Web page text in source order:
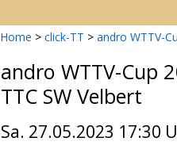
Home > click-TT > andro WTTV-
andro WTTV-Cup
TTC SW Velbert
Sa. 27.05.2023 17:30